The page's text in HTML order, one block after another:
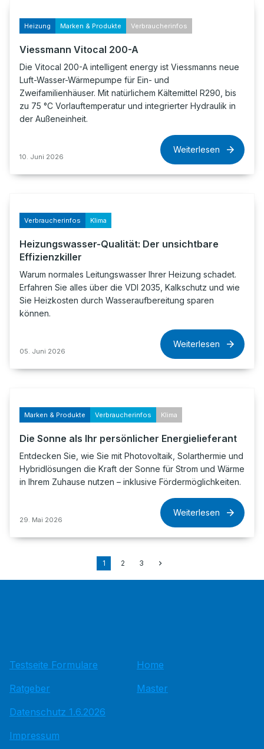
Heizung Marken & Produkte Verbraucherinfos
Viessmann Vitocal 200-A
Die Vitocal 200-A intelligent energy ist Viessmanns neue
Luft-Wasser-Wärmepumpe für Ein- und
Zweifamilienhäuser. Mit natürlichem Kältemittel R290, bis
zu 75 °C Vorlauftemperatur und integrierter Hydraulik in
der Außeneinheit.
10. Juni 2026
Weiterlesen
Verbraucherinfos Klima
Heizungswasser-Qualität: Der unsichtbare
Effizienzkiller
Warum normales Leitungswasser Ihrer Heizung schadet.
Erfahren Sie alles über die VDI 2035, Kalkschutz und wie
Sie Heizkosten durch Wasseraufbereitung sparen
können.
05. Juni 2026
Weiterlesen
Marken & Produkte Verbraucherinfos Klima
Die Sonne als Ihr persönlicher Energielieferant
Entdecken Sie, wie Sie mit Photovoltaik, Solarthermie und
Hybridlösungen die Kraft der Sonne für Strom und Wärme
in Ihrem Zuhause nutzen – inklusive Fördermöglichkeiten.
29. Mai 2026
Weiterlesen
1 2 3
Testseite Formulare
Ratgeber
Datenschutz 1.6.2026
Impressum
Home
Master